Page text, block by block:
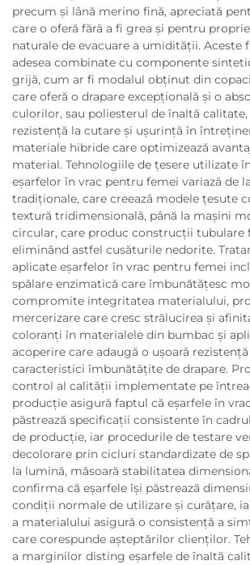
precum și lână merino fină, apreciată
care o oferă fără a fi grea și pentru
naturale de evacuare a umidității. Aceste
adesea combinate cu componente
grijă, cum ar fi modalul obținut din
care oferă o drapare excepțională și o
culorilor, sau poliesterul de înaltă calitate,
rezistență la cutare și ușurință în
materiale hibride care optimizează
material. Tehnologiile de țesere utilizate
eșarfelor în vrac pentru femei variază de
tradiționale, care creează modele țesute
textură tridimensională, până la mașini
circular, care produc construcții tubulare
eliminând astfel cusăturile nedorite.
aplicate eșarfelor în vrac pentru femei
spălare enzimatică care îmbunătățesc
compromite integritatea materialului,
mercerizare care cresc strălucirea și
coloranți în materialele din bumbac și
acoperire care adaugă o ușoară rezistență
caracteristici îmbunătățite de drapare.
control al calității implementate pe
producție asigură faptul că eșarfele în
păstrează specificații consistente în
de producție, iar procedurile de testare
decolorare prin cicluri standardizate de
la lumină, măsoară stabilitatea
confirma că eșarfele își păstrează
condiții normale de utilizare și curățare,
a materialului asigură o consistență a
care corespunde așteptărilor clienților.
a marginilor disting eșarfele de înaltă